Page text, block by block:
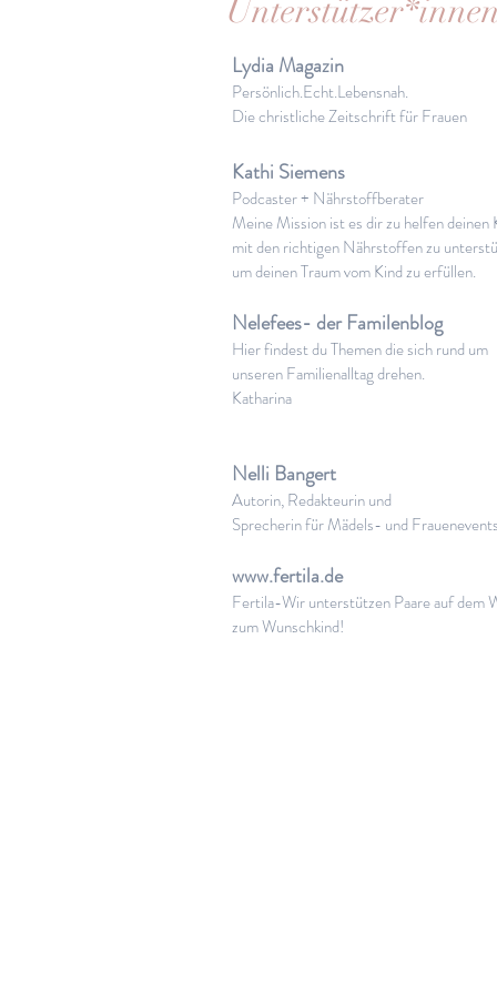
Unterstützer*innen
Lydia Magazin
Persönlich.Echt.Lebensnah.
Die christliche Zeitschrift für Frauen
Kathi Siemens
Podcaster + Nährstoffberater
Meine Mission ist es dir zu helfen deinen
mit den richtigen Nährstoffen zu
um deinen Traum vom Kind zu erfüllen.
Nelefees- der Familenblog
Hier findest du Themen die sich rund um
unseren Familienalltag drehen.
Katharina
Nelli Bangert
Autorin, Redakteurin und
Sprecherin für Mädels- und Frauenevents
www.fertila.de
Fertila-Wir unterstützen Paare auf dem
zum Wunschkind!